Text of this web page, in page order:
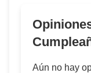
Aún no hay